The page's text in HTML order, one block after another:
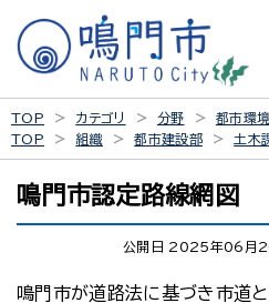
TOP カテゴリ 分野 都市環
TOP
組織 都市建設部 土木
鳴門市認定路線網図
公開日 2025年06月
鳴門市が道路法に基づき市道